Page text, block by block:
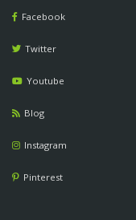
Facebook
Twitter
Youtube
Blog
Instagram
Pinterest